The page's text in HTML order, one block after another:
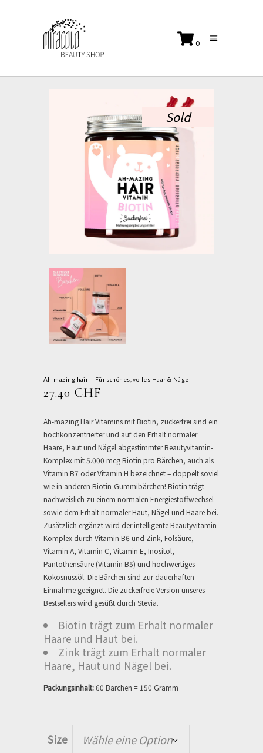
0
Sold
Ah-mazing hair – Für schönes, volles Haar & Nägel
27.40 CHF
Ah-mazing Hair Vitamins mit Biotin, zuckerfrei sind ein
hochkonzentrierter und auf den Erhalt normaler
Haare, Haut und Nägel abgestimmter Beautyvitamin-
Komplex mit 5.000 mcg Biotin pro Bärchen, auch als
Vitamin B7 oder Vitamin H bezeichnet – doppelt soviel
wie in anderen Biotin-Gummibärchen! Biotin trägt
nachweislich zu einem normalen Energiestoffwechsel
sowie dem Erhalt normaler Haut, Nägel und Haare bei.
Zusätzlich ergänzt wird der intelligente Beautyvitamin-
Komplex durch Vitamin B6 und Zink, Folsäure,
Vitamin A, Vitamin C, Vitamin E, Inositol,
Pantothensäure (Vitamin B5) und hochwertiges
Kokosnussöl. Die Bärchen sind zur dauerhaften
Einnahme geeignet. Die zuckerfreie Version unseres
Bestsellers wird gesüßt durch Stevia.
Biotin trägt zum Erhalt normaler
Haare und Haut bei.
Zink trägt zum Erhalt normaler
Haare, Haut und Nägel bei.
Packungsinhalt:60 Bärchen = 150 Gramm
Size Wähle eine Option